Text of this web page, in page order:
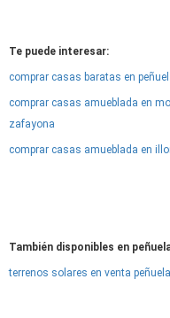
Te puede interesar:
comprar casas baratas en
comprar casas amueblada en
zafayona
comprar casas amueblada en
También disponibles en
terrenos solares en venta